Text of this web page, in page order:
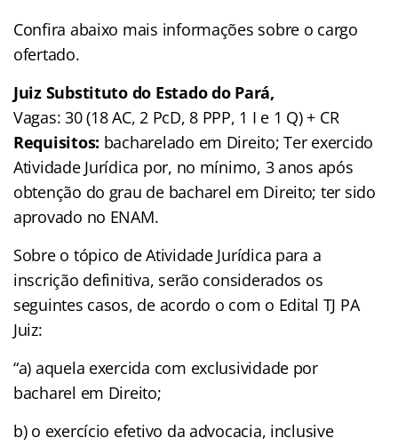
Confira abaixo mais informações sobre o cargo
ofertado.
Juiz Substituto do Estado do Pará,
Vagas: 30 (18 AC, 2 PcD, 8 PPP, 1 I e 1 Q) + CR
Requisitos: bacharelado em Direito; Ter exercido
Atividade Jurídica por, no mínimo, 3 anos após
obtenção do grau de bacharel em Direito; ter sido
aprovado no ENAM.
Sobre o tópico de Atividade Jurídica para a
inscrição definitiva, serão considerados os
seguintes casos, de acordo o com o Edital TJ PA
Juiz:
“a) aquela exercida com exclusividade por
bacharel em Direito;
b) o exercício efetivo da advocacia, inclusive